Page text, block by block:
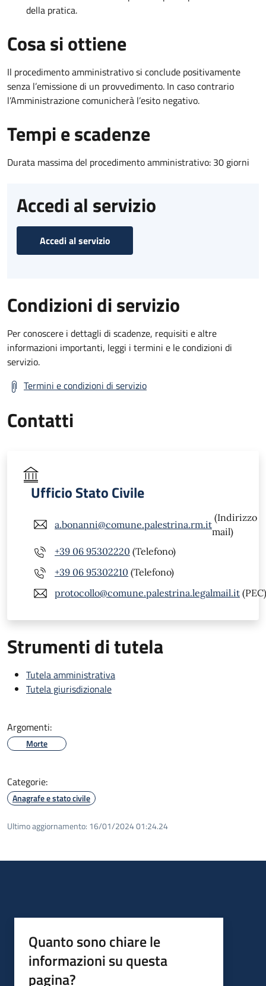
della pratica.
Cosa si ottiene
Il procedimento amministrativo si conclude positivamente
senza l’emissione di un provvedimento. In caso contrario
l’Amministrazione comunicherà l’esito negativo.
Tempi e scadenze
Durata massima del procedimento amministrativo: 30 giorni
Accedi al servizio
Accedi al servizio
Condizioni di servizio
Per conoscere i dettagli di scadenze, requisiti e altre
informazioni importanti, leggi i termini e le condizioni di
servizio.
Termini e condizioni di servizio
Contatti
Ufficio Stato Civile
a.bonanni@comune.palestrina.rm.it
(Indirizzo
mail)
+39 06 95302220 (Telefono)
+39 06 95302210 (Telefono)
protocollo@comune.palestrina.legalmail.it (PEC)
Strumenti di tutela
Tutela amministrativa
Tutela giurisdizionale
Argomenti:
Morte
Categorie:
Anagrafe e stato civile
Ultimo aggiornamento: 16/01/2024 01:24.24
Quanto sono chiare le
informazioni su questa
pagina?